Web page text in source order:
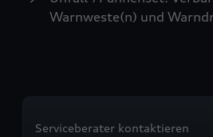
Warnweste(n) und
Serviceberater kontaktieren